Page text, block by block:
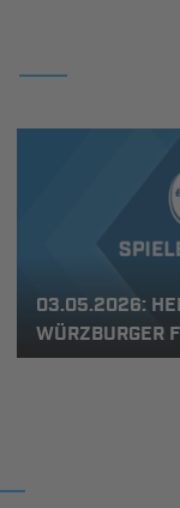
03.05.2026:
WÜRZBURGER